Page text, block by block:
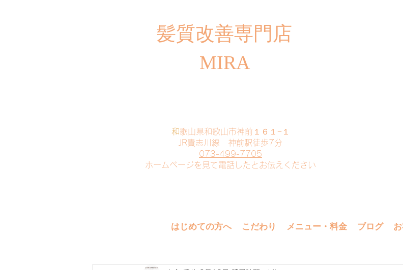
​髪質改善専門店
MIRA
​和歌山県和歌山市神前１６１−１
JR貴志川線 神前駅徒歩7分
073-499-7705
​ホームページを見て電話したとお伝えください
はじめての方へ こだわり メニュー・料金 ブログ